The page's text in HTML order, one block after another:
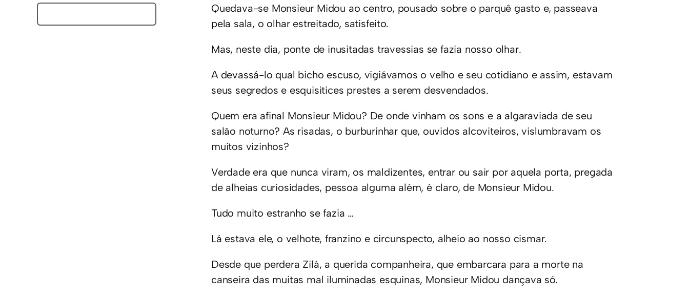
Quedava-se Monsieur Midou ao centro, pousado sobre o parquê gasto e, passeava
pela sala, o olhar estreitado, satisfeito.
Mas, neste dia, ponte de inusitadas travessias se fazia nosso olhar.
A devassá-lo qual bicho escuso, vigiávamos o velho e seu cotidiano e assim, estavam
seus segredos e esquisitices prestes a serem desvendados.
Quem era afinal Monsieur Midou? De onde vinham os sons e a algaraviada de seu
salão noturno? As risadas, o burburinhar que, ouvidos alcoviteiros, vislumbravam os
muitos vizinhos?
Verdade era que nunca viram, os maldizentes, entrar ou sair por aquela porta, pregada
de alheias curiosidades, pessoa alguma além, é claro, de Monsieur Midou.
Tudo muito estranho se fazia …
Lá estava ele, o velhote, franzino e circunspecto, alheio ao nosso cismar.
Desde que perdera Zilá, a querida companheira, que embarcara para a morte na
canseira das muitas mal iluminadas esquinas, Monsieur Midou dançava só.